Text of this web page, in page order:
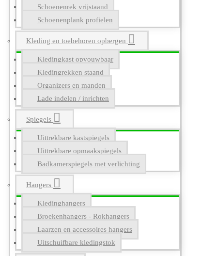
Schoenenrek vrijstaand
Schoenenplank profielen
Kleding en toebehoren opbergen
Kledingkast opvouwbaar
Kledingrekken staand
Organizers en manden
Lade indelen / inrichten
Spiegels
Uittrekbare kastspiegels
Uittrekbare opmaakspiegels
Badkamerspiegels met verlichting
Hangers
Kledinghangers
Broekenhangers - Rokhangers
Laarzen en accessoires hangers
Uitschuifbare kledingstok